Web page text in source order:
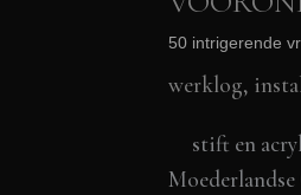
50 intrigerende
werklog,
stift en